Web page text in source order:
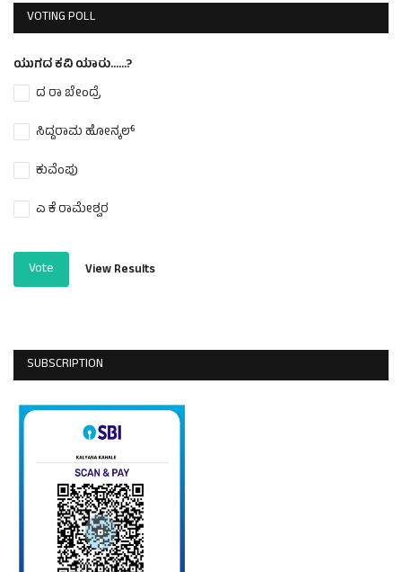
VOTING POLL
ಯುಗದ ಕವಿ ಯಾರು......?
ದ ರಾ ಬೇಂದ್ರೆ
ಸಿದ್ದರಾಮ ಹೋನ್ಕಲ್
ಕುವೆಂಪು
ಎ ಕೆ ರಾಮೇಶ್ವರ
Vote View Results
SUBSCRIPTION